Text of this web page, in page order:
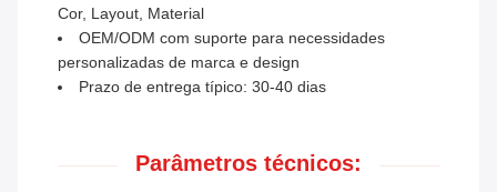
Cor, Layout, Material
OEM/ODM com suporte para necessidades
personalizadas de marca e design
Prazo de entrega típico: 30-40 dias
Parâmetros técnicos: